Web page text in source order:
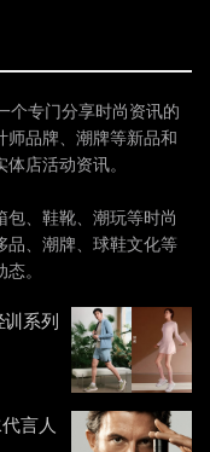
个专门分享时尚资讯的
师品牌、潮牌等新品和
店活动资讯。
、鞋靴、潮玩等时尚
品、潮牌、球鞋文化等
。
系列
言人